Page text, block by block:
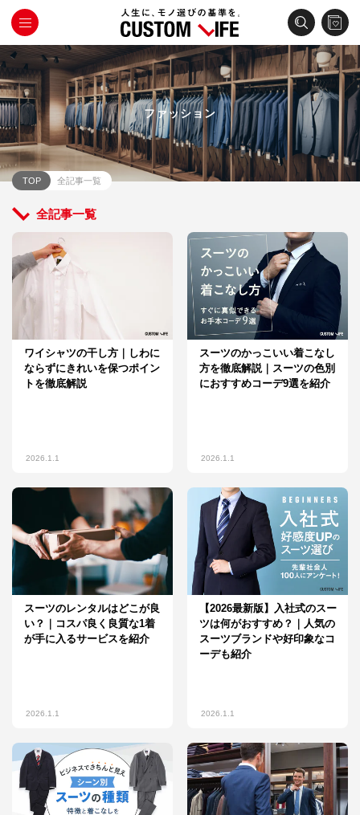
ファッション
TOP 全記事一覧
全記事一覧
ワイシャツの干し方｜しわに
ならずにきれいを保つポイン
トを徹底解説
2026.1.1
スーツのかっこいい着こなし
方を徹底解説｜スーツの色別
におすすめコーデ9選を紹介
2026.1.1
スーツのレンタルはどこが良
い？｜コスパ良く良質な1着
が手に入るサービスを紹介
2026.1.1
【2026最新版】入社式のスー
ツは何がおすすめ？｜人気の
スーツブランドや好印象なコ
ーデも紹介
2026.1.1